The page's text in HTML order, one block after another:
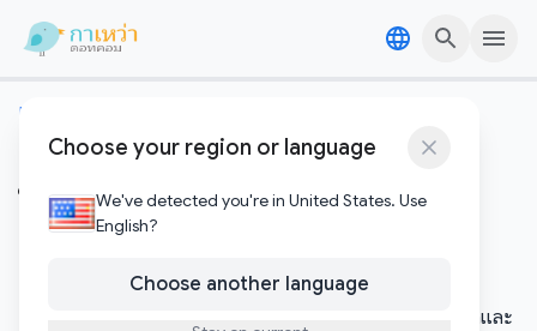
Choose your region or language
We've detected you're in United States. Use
English?
Choose another language
เทคโนโลยีอัพเดต
Apple ยังแก้ไม่ตก! Siri เวอร์ชั่น
ใหม่เจอปัญหาหนัก ส่อแววเลื่อน
สรุปวิกฤต Siri ล่าสุด หลังมีรายงานว่า Apple เจอปัญหาบั๊กและ